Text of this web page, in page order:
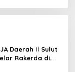
Daerah II Sulut
Rakerda di